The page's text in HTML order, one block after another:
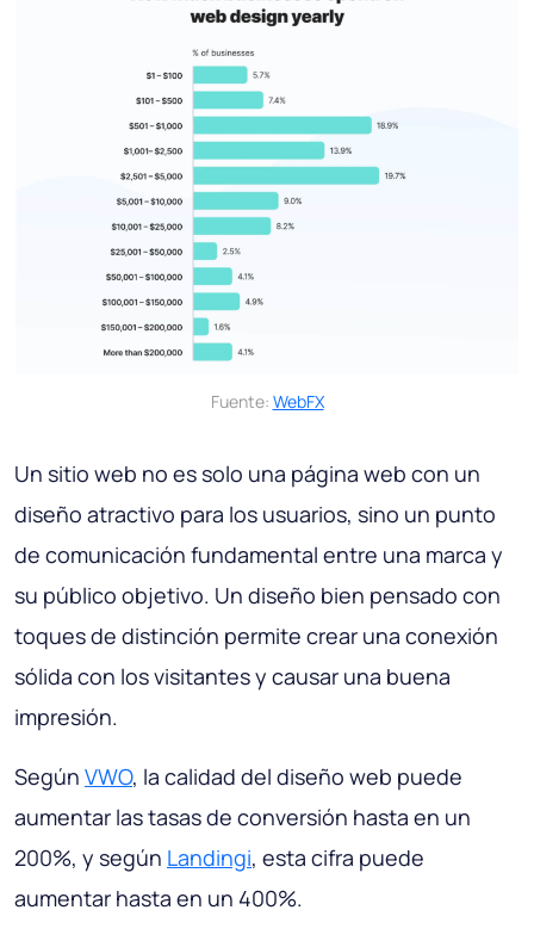
Fuente: WebFX
Un sitio web no es solo una página web con un
diseño atractivo para los usuarios, sino un punto
de comunicación fundamental entre una marca y
su público objetivo. Un diseño bien pensado con
toques de distinción permite crear una conexión
sólida con los visitantes y causar una buena
impresión.
Según VWO, la calidad del diseño web puede
aumentar las tasas de conversión hasta en un
200%, y según Landingi, esta cifra puede
aumentar hasta en un 400%.